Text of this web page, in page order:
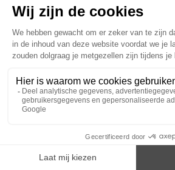
© 2024 Oenobiol Paris
Voedingssupplement dat moet worden geconsumeerd
overschrijden. Enkel voor volwassenen, buiten het